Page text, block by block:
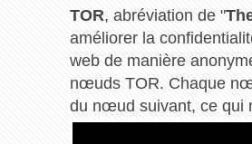
TOR, abréviation de "
améliorer la
web de manière
nœuds TOR. Chaque
du nœud suivant, ce qui